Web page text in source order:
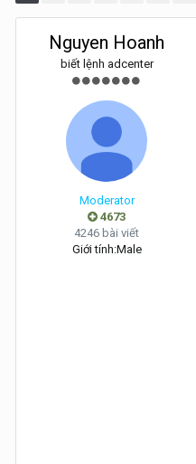
Nguyen Hoanh
biết lệnh adcenter
Moderator
4673
4246 bài viết
Giới tính:Male